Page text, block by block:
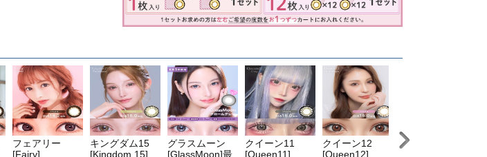
フェアリー
[Fairy]
キングダム15
[Kingdom 15]
グラスムーン
[GlassMoon]最
クイーン11
[Queen11]
クイーン12
[Queen12]
クイーン13